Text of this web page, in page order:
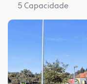
5 Capacidade